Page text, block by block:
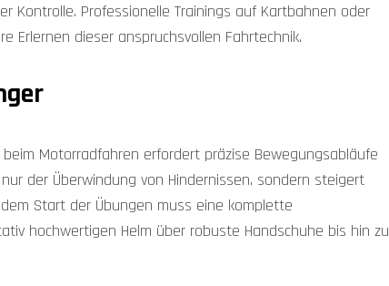
Kontrolle. Professionelle Trainings auf Kartbahnen oder
Erlernen dieser anspruchsvollen Fahrtechnik.
Motorradfahren erfordert präzise Bewegungsabläufe
der Überwindung von Hindernissen, sondern steigert
Start der Übungen muss eine komplette
hochwertigen Helm über robuste Handschuhe bis hin zu